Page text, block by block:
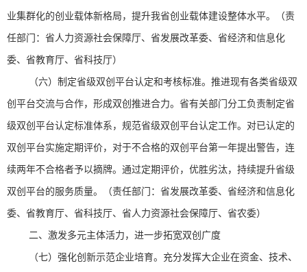
业集群化的创业载体新格局，提升我省创业载体建设整体水平。（责
任部门：省人力资源社会保障厅、省发展改革委、省经济和信息化
委、省教育厅、省科技厅）
（六）制定省级双创平台认定和考核标准。推进现有各类省级双
创平台交流与合作，形成双创推进合力。省有关部门分工负责制定省
级双创平台认定标准体系，规范省级双创平台认定工作。对已认定的
双创平台实施定期评价，对于不合格的双创平台第一年提出警告，连
续两年不合格者予以摘牌。通过定期评价，优胜劣汰，持续提升省级
双创平台的服务质量。（责任部门：省发展改革委、省经济和信息化
委、省教育厅、省科技厅、省人力资源社会保障厅、省农委）
二、激发多元主体活力，进一步拓宽双创广度
（七）强化创新示范企业培育。充分发挥大企业在资金、技术、